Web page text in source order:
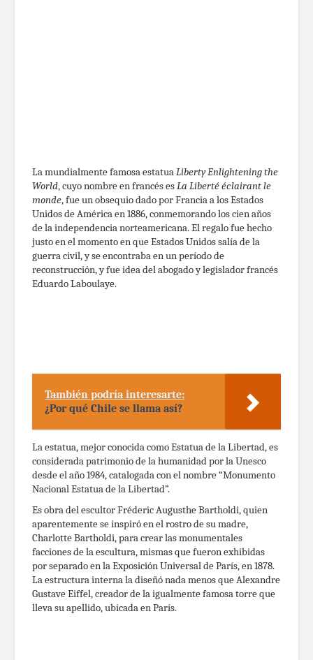
La mundialmente famosa estatuaLiberty Enlightening the
World, cuyo nombre en francés esLa Liberté éclairant le
monde, fue un obsequio dado por Francia a los Estados
Unidos de América en 1886, conmemorando los cien años
de la independencia norteamericana. El regalo fue hecho
justo en el momento en que Estados Unidos salía de la
guerra civil, y se encontraba en un período de
reconstrucción, y fue idea del abogado y legislador francés
Eduardo Laboulaye.
También podría interesarte:
¿Por qué Chile se llama así?
La estatua, mejor conocida como Estatua de la Libertad, es
considerada patrimonio de la humanidad por la Unesco
desde el año 1984, catalogada con el nombre “Monumento
Nacional Estatua de la Libertad”.
Es obra del escultor Fréderic Augusthe Bartholdi, quien
aparentemente se inspiró en el rostro de su madre,
Charlotte Bartholdi, para crear las monumentales
facciones de la escultura, mismas que fueron exhibidas
por separado en la Exposición Universal de París, en 1878.
La estructura interna la diseñó nada menos que Alexandre
Gustave Eiffel, creador de la igualmente famosa torre que
lleva su apellido, ubicada en París.